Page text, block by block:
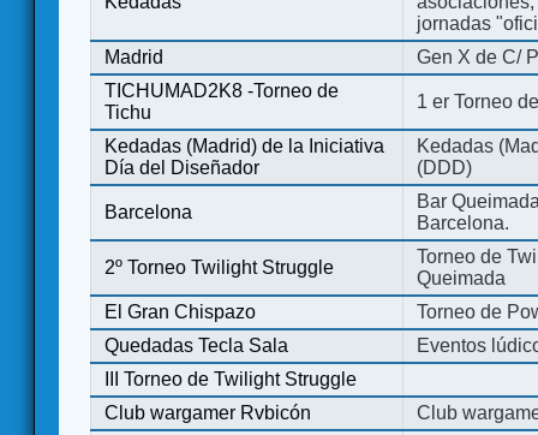
jornadas
Madrid
Gen X de C/
TICHUMAD2K8 -Torneo de
Tichu
1 er Torneo
Kedadas (Madrid) de la Iniciativa
Día del Diseñador
Kedadas
(DDD)
Barcelona
Bar
Barcelona.
2º Torneo Twilight Struggle
Torneo de
Queimada
El Gran Chispazo
Torneo de
Quedadas Tecla Sala
Eventos
III Torneo de Twilight Struggle
Club wargamer Rvbicón
Club